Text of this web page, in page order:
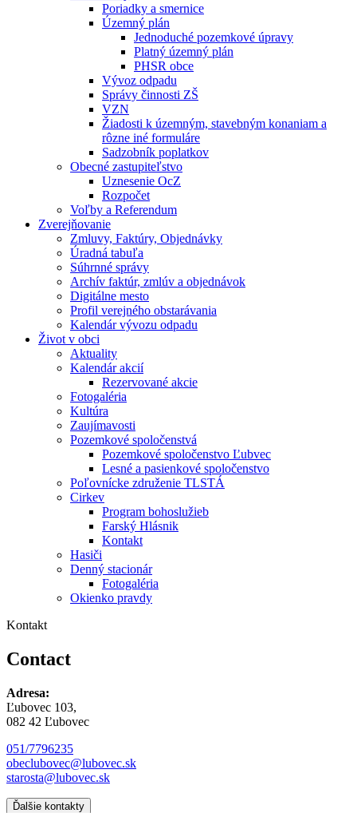
Poriadky a smernice
Územný plán
Jednoduché pozemkové úpravy
Platný územný plán
PHSR obce
Vývoz odpadu
Správy činnosti ZŠ
VZN
Žiadosti k územným, stavebným konaniam a
rôzne iné formuláre
Sadzobník poplatkov
Obecné zastupiteľstvo
Uznesenie OcZ
Rozpočet
Voľby a Referendum
Zverejňovanie
Zmluvy, Faktúry, Objednávky
Úradná tabuľa
Súhrnné správy
Archív faktúr, zmlúv a objednávok
Digitálne mesto
Profil verejného obstarávania
Kalendár vývozu odpadu
Život v obci
Aktuality
Kalendár akcií
Rezervované akcie
Fotogaléria
Kultúra
Zaujímavosti
Pozemkové spoločenstvá
Pozemkové spoločenstvo Ľubvec
Lesné a pasienkové spoločenstvo
Poľovnícke združenie TLSTÁ
Cirkev
Program bohoslužieb
Farský Hlásnik
Kontakt
Hasiči
Denný stacionár
Fotogaléria
Okienko pravdy
Kontakt
Contact
Adresa:
Ľubovec 103,
082 42 Ľubovec
051/7796235
obeclubovec@lubovec.sk
starosta@lubovec.sk
Ďalšie kontakty